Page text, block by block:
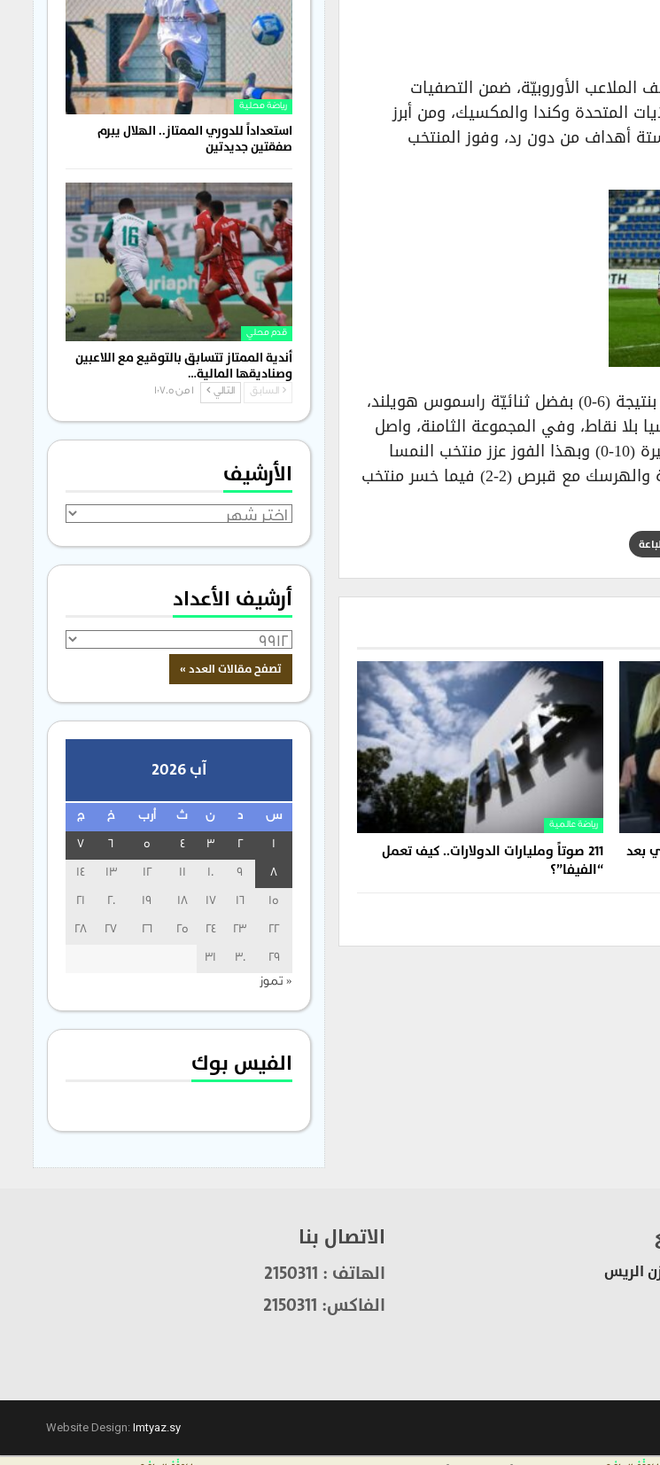
الأوروبيّة، ضمن التصفيات
كأس العالم لكرة القدم (2026) في الولايات المتحدة وكندا والمكسيك، ومن أبرز
أهداف من دون رد، وفوز المنتخب
في المجموعة الثالثة؛ حقق منتخب الدنمارك فوزاً كبيراً على بيلاروسيا بنتيجة (6-0) بفضل ثنائيّة راسموس هويلند،
بلا نقاط، وفي المجموعة الثامنة، واصل
منتخب النمسا عروضه القويّة، باكتساحه منتخب سان مارينو، بنتيجة كبيرة (10-0) وبهذا الفوز عزز منتخب النمسا
صدارته للمجموعة الثامنة برصيد (15) نقطة، كما تعادل منتخب البوسنة والهرسك مع قبرص (2-2) فيما خسر منتخب
بعد
رياضة عالمية
211 صوتاً ومليارات الدولارات.. كيف تعمل
“الفيفا”؟
رياضة محلية
استعداداً للدوري الممتاز.. الهلال يبرم
صفقتين جديدتين
قدم محلي
أندية الممتاز تتسابق بالتوقيع مع اللاعبين
وصناديقها المالية…
السابق التالي 1 من 1٬705
الأرشيف
الأرشيف
أرشيف الأعداد
آب 2026
س د ن ث أرب خ ج
1
2
3
4
5
6
7
8
9
10
11
12
13
14
15
16
17
18
19
20
21
22
23
24
25
26
27
28
29
30
31
« تموز
الفيس بوك
الريس
الاتصال بنا
الهاتف : 2150311
الفاكس: 2150311
Website Design: Imtyaz.sy